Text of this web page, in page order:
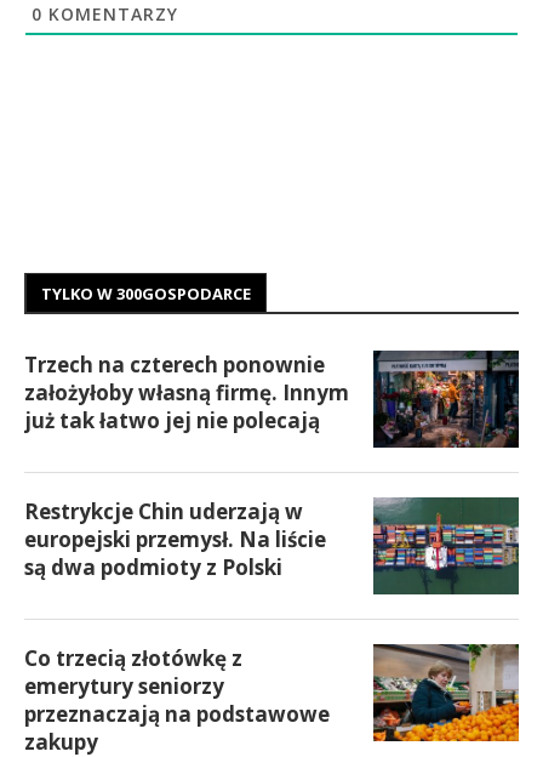
0 KOMENTARZY
TYLKO W 300GOSPODARCE
Trzech na czterech ponownie
założyłoby własną firmę. Innym
już tak łatwo jej nie polecają
Restrykcje Chin uderzają w
europejski przemysł. Na liście
są dwa podmioty z Polski
Co trzecią złotówkę z
emerytury seniorzy
przeznaczają na podstawowe
zakupy